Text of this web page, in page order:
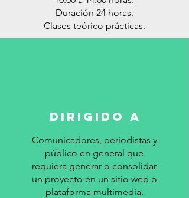
Duración 24 horas.
Clases teórico prácticas.
dirigido a
Comunicadores, periodistas y
público en general que
requiera generar o consolidar
un proyecto en un sitio web o
plataforma multimedia.